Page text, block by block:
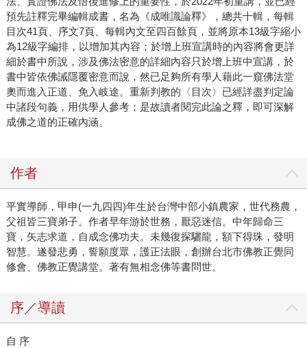
預先註釋完畢編輯成書，名為《成唯識論釋》，總共十輯，每輯
目次41頁、序文7頁、每輯內文至四百餘頁，並將原本13級字縮小
為12級字編排，以增加其內容；於增上班宣講時的內容將會更詳
細於書中所說，涉及佛法密意的詳細內容只於增上班中宣講，於
書中皆依佛誡隱覆密意而說，然已足夠所有學人藉此一窺佛法堂
奧而進入正道、免入岐途。重新判教的〈目次〉已經詳盡判定論
中諸段句義，用供學人參考；是故讀者閱完此論之釋，即可深解
成佛之道的正確內涵。
作者
平實導師，甲申(一九四四)年生於台灣中部小鎮農家，世代務農，
父祖皆三寶弟子。作者早年游於世務，厭惡迷信。中年歸命三
寶，矢志求道，自成念佛功夫。未幾復探驪龍，額下得珠，發明
智慧。遂發悲勇，誓願度眾，護正法眼，創辦台北市佛教正覺同
修會、佛教正覺講堂。著有無相念佛等書問世。
序／導讀
自 序